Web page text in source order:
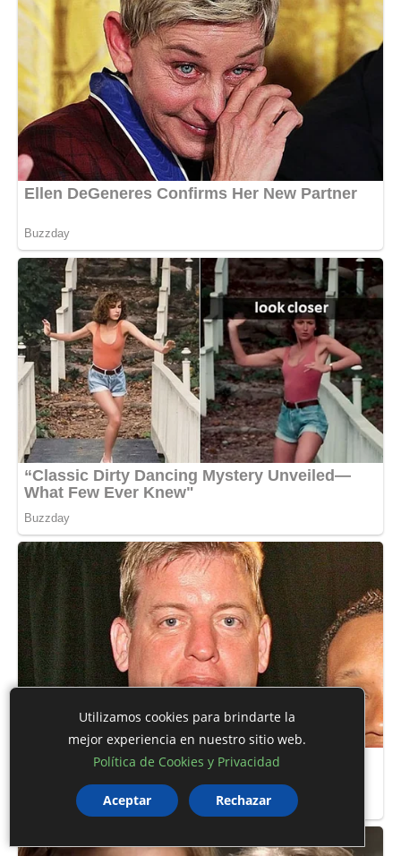
Utilizamos cookies para brindarte la
mejor experiencia en nuestro sitio web.
Política de Cookies y Privacidad
Aceptar Rechazar